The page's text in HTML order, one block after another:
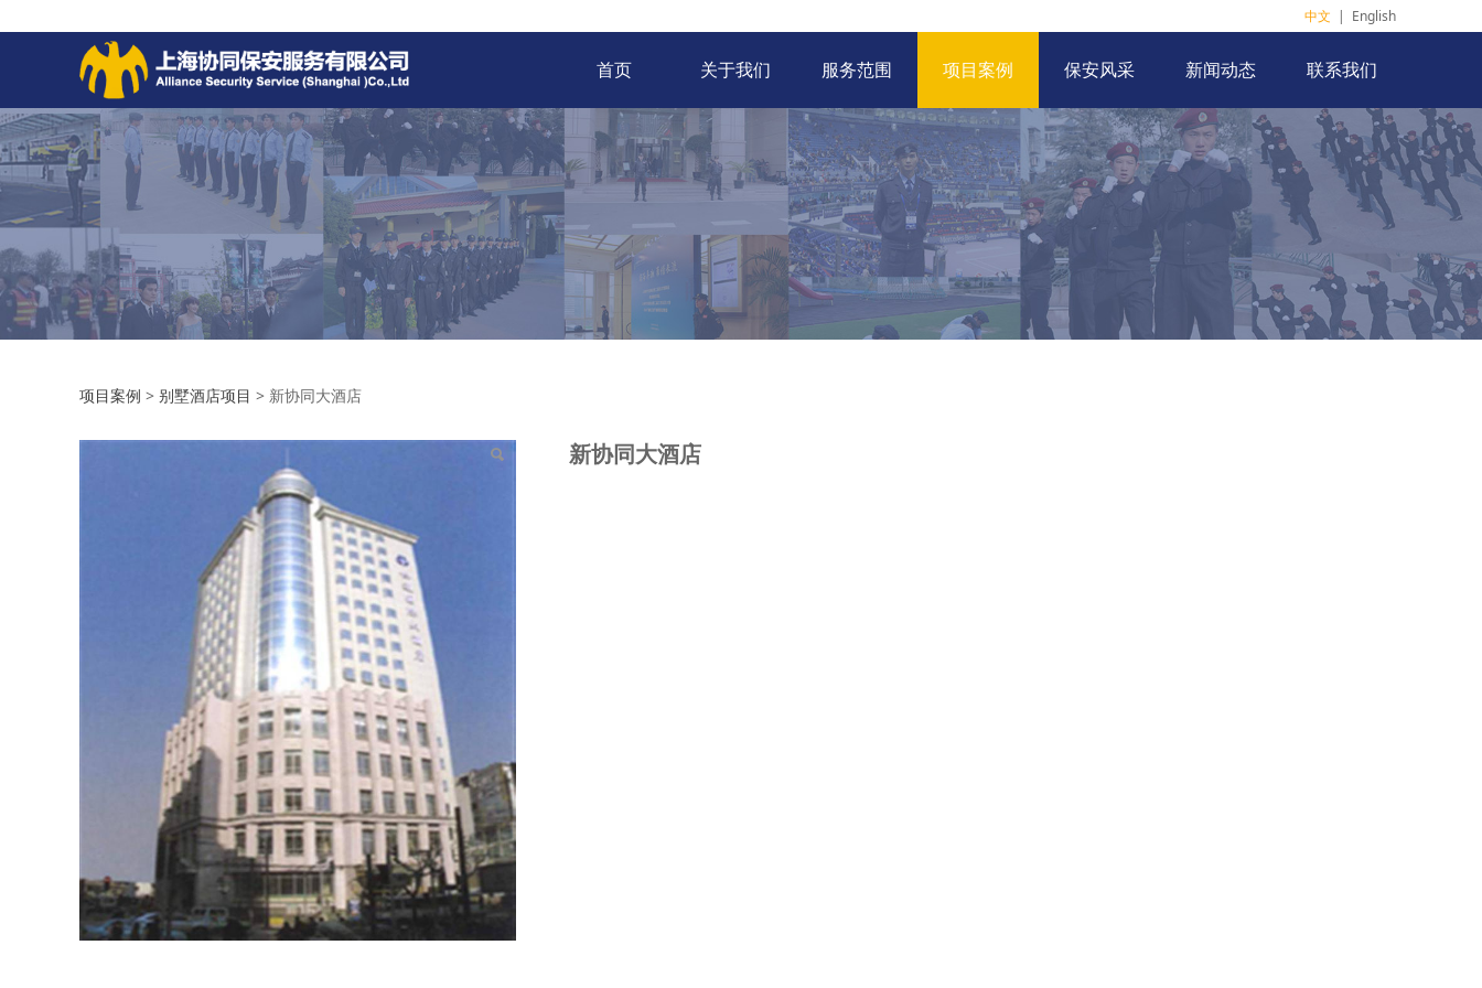
中文 | English
首页 关于我们 服务范围 项目案例 保安风采 新闻动态 联系我们
新协同大酒店
项目案例 > 别墅酒店项目 > 新协同大酒店
新协同大酒店